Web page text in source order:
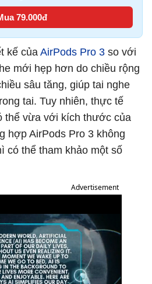
79.000đ
kế củaAirPods Pro 3 so với
mới hẹp hơn do chiều rộng
sâu tăng, giúp tai nghe
tai. Tuy nhiên, thực tế
thể vừa với kích thước của
hợp AirPods Pro 3 không
có thể tham khảo một số
Advertisement